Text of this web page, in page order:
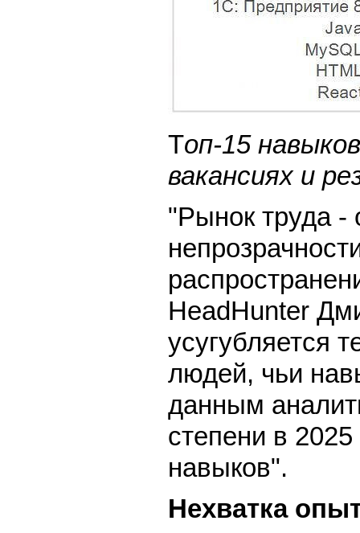
Топ-15
вакансиях и
"Рынок труда -
HeadHunter
усугубляется
людей, чьи
данным
степени в
навыков".
Нехватка